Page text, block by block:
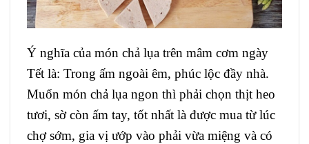
Ý nghĩa của món chả lụa trên mâm cơm ngày
Tết là: Trong ấm ngoài êm, phúc lộc đầy nhà.
Muốn món chả lụa ngon thì phải chọn thịt heo
tươi, sờ còn ấm tay, tốt nhất là được mua từ lúc
chợ sớm, gia vị ướp vào phải vừa miệng và có